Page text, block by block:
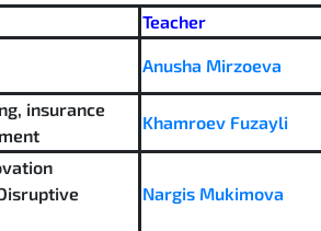
Teacher
Anusha Mirzoeva
insurance
Khamroev Fuzayli
Nargis Mukimova